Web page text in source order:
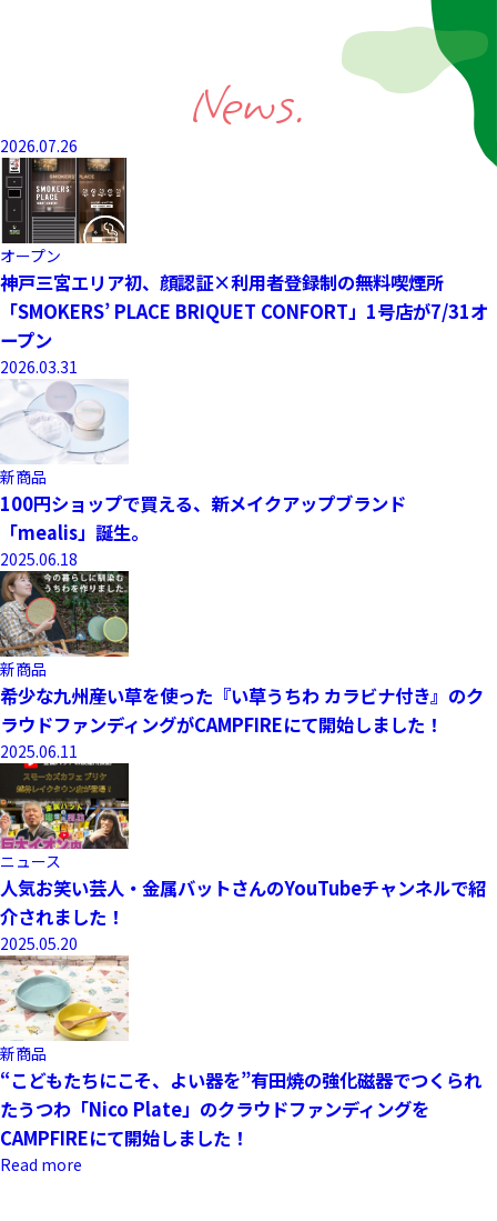
News.
2026.07.26
オープン
神戸三宮エリア初、顔認証×利用者登録制の無料喫煙所
「SMOKERS’ PLACE BRIQUET CONFORT」1号店が7/31オ
ープン
2026.03.31
新商品
100円ショップで買える、新メイクアップブランド
「mealis」誕生。
2025.06.18
新商品
希少な九州産い草を使った『い草うちわ カラビナ付き』のク
ラウドファンディングがCAMPFIREにて開始しました！
2025.06.11
ニュース
人気お笑い芸人・金属バットさんのYouTubeチャンネルで紹
介されました！
2025.05.20
新商品
“こどもたちにこそ、よい器を”有田焼の強化磁器でつくられ
たうつわ「Nico Plate」のクラウドファンディングを
CAMPFIREにて開始しました！
Read more